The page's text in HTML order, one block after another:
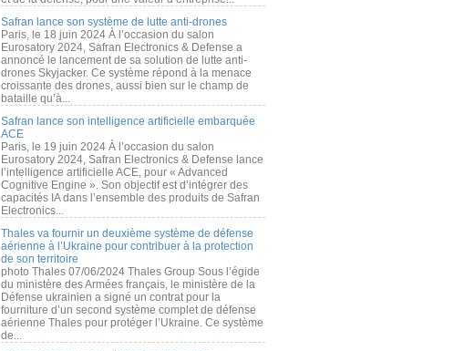
Safran lance son système de lutte anti-drones
Paris, le 18 juin 2024 À l’occasion du salon
Eurosatory 2024, Safran Electronics & Defense a
annoncé le lancement de sa solution de lutte anti-
drones Skyjacker. Ce système répond à la menace
croissante des drones, aussi bien sur le champ de
bataille qu’à...
Safran lance son intelligence artificielle embarquée
ACE
Paris, le 19 juin 2024 À l’occasion du salon
Eurosatory 2024, Safran Electronics & Defense lance
l’intelligence artificielle ACE, pour « Advanced
Cognitive Engine ». Son objectif est d’intégrer des
capacités IA dans l’ensemble des produits de Safran
Electronics...
Thales va fournir un deuxième système de défense
aérienne à l’Ukraine pour contribuer à la protection
de son territoire
photo Thales 07/06/2024 Thales Group Sous l’égide
du ministère des Armées français, le ministère de la
Défense ukrainien a signé un contrat pour la
fourniture d’un second système complet de défense
aérienne Thales pour protéger l’Ukraine. Ce système
de...